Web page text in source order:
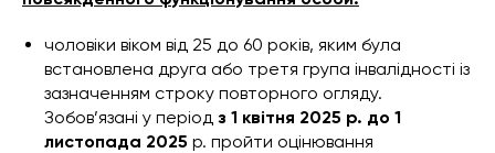
чоловіки віком від 25 до 60 років, яким була
встановлена друга або третя група інвалідності із
зазначенням строку повторного огляду.
Зобов’язані у період з 1 квітня 2025 р. до 1
листопада 2025 р. пройти оцінювання